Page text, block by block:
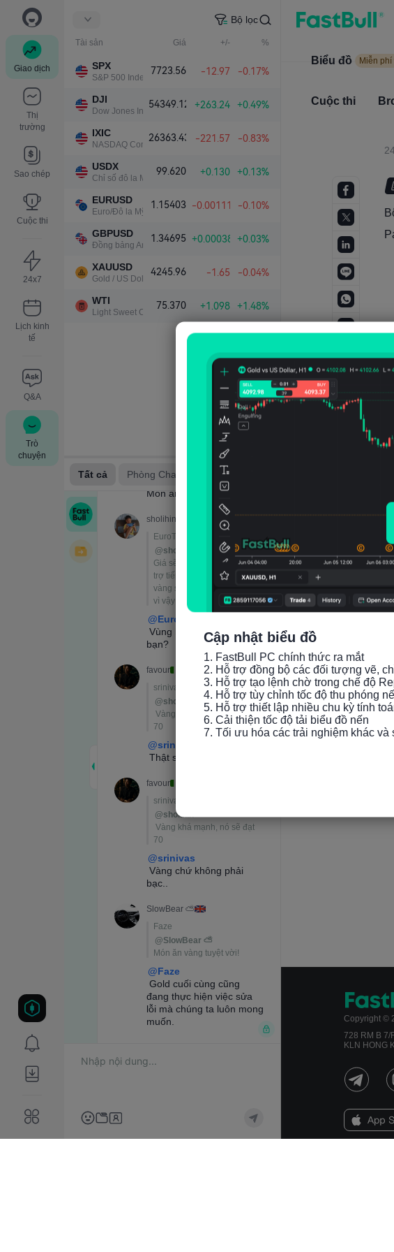
Giao dịch
Thị
trường
Sao chép
Cuộc thi
24x7
Lịch kinh
tế
Q&A
Trò
chuyện
Bộ lọc
Tài sản Giá +/- %
SPX
S&P 500 Index
7723.56 -12.97 -0.17%
DJI
Dow Jones Industrial Average
54349.12 +263.24 +0.49%
IXIC
NASDAQ Composite Index
26363.43 -221.57 -0.83%
USDX
Chỉ số đô la Mỹ
99.620 +0.130 +0.13%
EURUSD
Euro/Đô la Mỹ
1.15403 -0.00111 -0.10%
GBPUSD
Đồng bảng Anh/Đô la Mỹ
1.34695 +0.00038 +0.03%
XAUUSD
Gold / US Dollar
4245.96 -1.65 -0.04%
WTI
Light Sweet Crude Oil
75.370 +1.098 +1.48%
Tìm kiếm
Biểu đồ Miễn
Cuộc thi
Copyright ©
728 RM B 7/
KLN HONG
Cập nhật biểu đồ
1. FastBull PC chính thức ra mắt
2. Hỗ trợ đồng bộ các đối tượng vẽ,
3. Hỗ trợ tạo lệnh chờ trong chế độ
4. Hỗ trợ tùy chỉnh tốc độ thu phóng
5. Hỗ trợ thiết lập nhiều chu kỳ tính
6. Cải thiện tốc độ tải biểu đồ nến
7. Tối ưu hóa các trải nghiệm khác và